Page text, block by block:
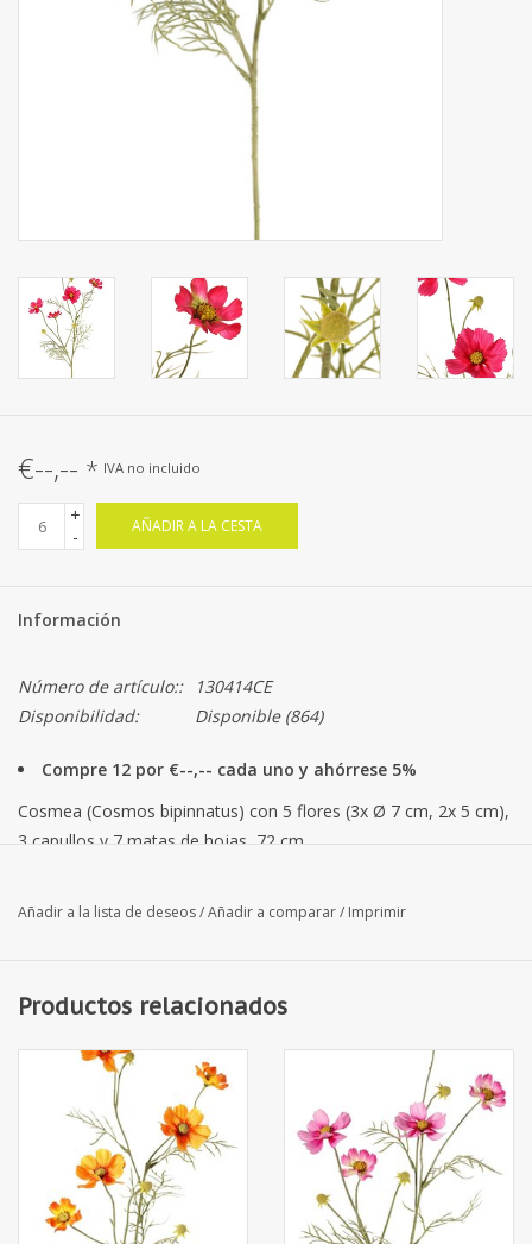
€--,-- * IVA no incluido
+
-
AÑADIR A LA CESTA
Información
Número de artículo::
130414CE
Disponibilidad:
Disponible(864)
Compre 12 por €--,-- cada uno y ahórrese 5%
Cosmea (Cosmos bipinnatus) con 5 flores (3x Ø 7 cm, 2x 5 cm),
3 capullos y 7 matas de hojas, 72 cm
Añadir a la lista de deseos/Añadir a comparar/ Imprimir
Productos relacionados